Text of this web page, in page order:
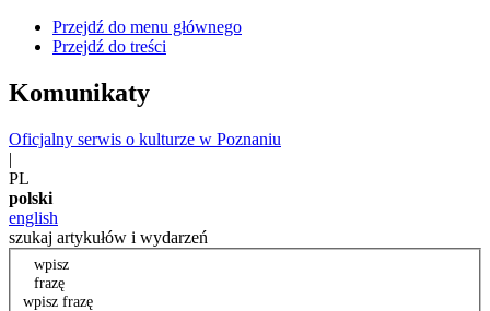
Przejdź do menu głównego
Przejdź do treści
Komunikaty
Oficjalny serwis o kulturze w Poznaniu
|
PL
polski
english
szukaj artykułów i wydarzeń
wpisz
frazę
wpisz frazę